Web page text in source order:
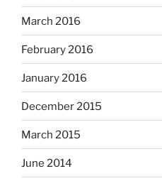
March 2016
February 2016
January 2016
December 2015
March 2015
June 2014